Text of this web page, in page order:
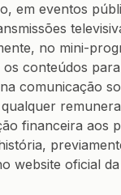
em eventos
no mini-
os conteúdos
comunicação
qualquer
financeira aos
website oficial